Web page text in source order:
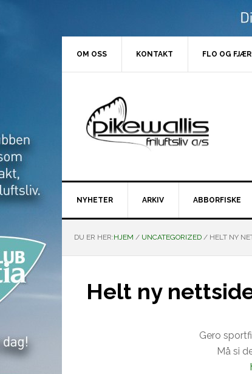
OM OSS KONTAKT FLO OG
NYHETER ARKIV ABBORFISKE
DU ER HER:HJEM / UNCATEGORIZED / HELT NY
Helt ny
Gero
Må si